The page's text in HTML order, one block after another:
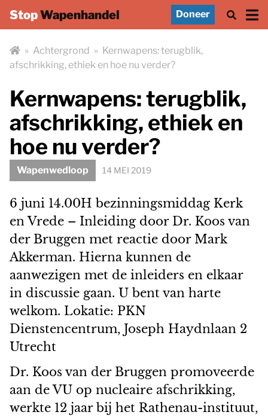
StopWapenhandel Doneer
» Achtergrond » Kernwapens: terugblik,
afschrikking, ethiek en hoe nu verder?
Kernwapens: terugblik,
afschrikking, ethiek en
hoe nu verder?
Wapenwedloop 14 MEI 2019
6 juni 14.00H bezinningsmiddag Kerk
en Vrede – Inleiding door Dr. Koos van
der Bruggen met reactie door Mark
Akkerman. Hierna kunnen de
aanwezigen met de inleiders en elkaar
in discussie gaan. U bent van harte
welkom. Lokatie: PKN
Dienstencentrum, Joseph Haydnlaan 2
Utrecht
Dr. Koos van der Bruggen promoveerde
aan de VU op nucleaire afschrikking,
werkte 12 jaar bij het Rathenau-instituut,